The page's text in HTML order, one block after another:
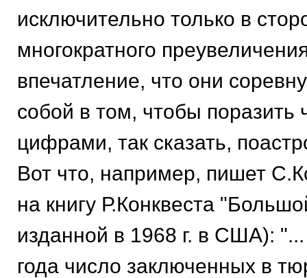
исключительно только в
многократного
впечатление, что они
собой в том, чтобы поразить
цифрами, так сказать,
Вот что, например, пишет
на книгу Р.Конквеста
изданной в 1968 г. в США):
года число заключенных в